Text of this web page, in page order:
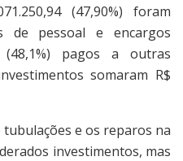
(47,90%) foram
de pessoal e encargos
(48,1%) pagos a outras
somaram R$
tubulações e os reparos na
investimentos, mas